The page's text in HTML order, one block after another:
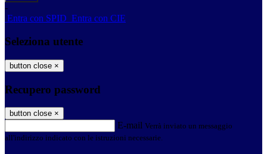
-
Entra con SPID Entra con CIE
Seleziona utente
button close ×
Recupero password
button close ×
E-mail Verrà inviato un messaggio
all'indirizzo indicato con le istruzioni necessarie.